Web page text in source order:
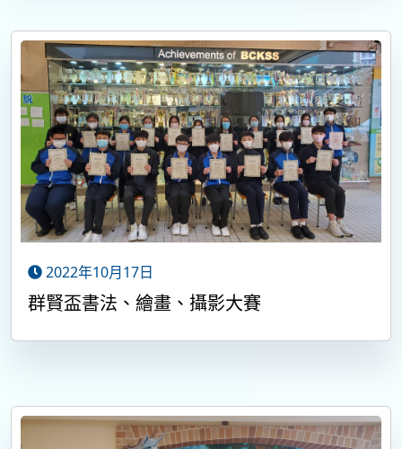
2022年10月17日
群賢盃書法、繪畫、攝影大賽